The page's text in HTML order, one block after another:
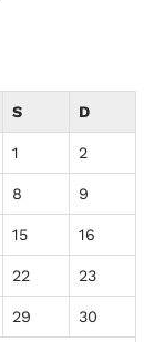
S D
1 2
8 9
15 16
22 23
29 30